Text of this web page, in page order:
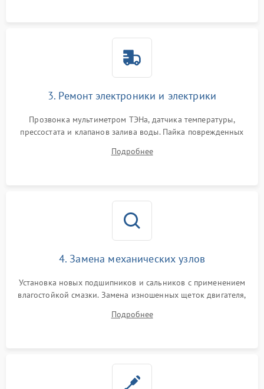
3. Ремонт электроники и электрики
Прозвонка мультиметром ТЭНа, датчика температуры,
прессостата и клапанов залива воды. Пайка поврежденных
Восстановление целостности проводки и контактов.
Подробнее
4. Замена механических узлов
Установка новых подшипников и сальников с применением
влагостойкой смазки. Замена изношенных щеток двигателя,
или поврежденной резиновой манжеты.
Подробнее